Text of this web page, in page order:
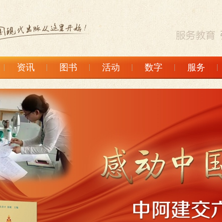
资讯 图书 活动 数字 服务